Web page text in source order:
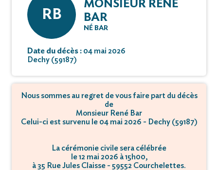
RB
MONSIEUR RENÉ
BAR
NÉ BAR
Date du décès : 04 mai 2026
Dechy (59187)
Nous sommes au regret de vous faire part du décès
de
Monsieur René Bar
Celui-ci est survenu le 04 mai 2026 - Dechy (59187)
La cérémonie civile sera célébrée
le 12 mai 2026 à 15h00,
à 35 Rue Jules Claisse - 59552 Courchelettes.